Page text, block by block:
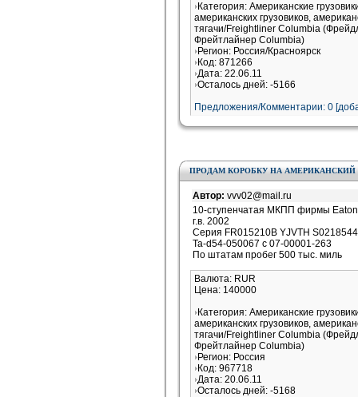
Категория: Американские
американских грузовиков,
тягачи/Freightliner Columbia
Фрейтлайнер Columbia)
Регион: Россия/Красноярск
Код: 871266
Дата: 22.06.11
Осталось дней: -5166
Предложения/Комментарии: 0
ПРОДАМ КОРОБКУ НА АМЕРИКАНСКИЙ
Автор: vvv02@mail.ru
10-ступенчатая МКПП фирмы
г.в. 2002
Серия FR015210B YJVTH S0218544
Ta-d54-050067 c 07-00001-263
По штатам пробег 500 тыс. миль
Валюта: RUR
Цена: 140000
Категория: Американские
американских грузовиков,
тягачи/Freightliner Columbia
Фрейтлайнер Columbia)
Регион: Россия
Код: 967718
Дата: 20.06.11
Осталось дней: -5168